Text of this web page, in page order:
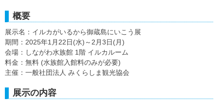
概要
展示名：イルカがいるから御蔵島にいこう展
期間：2025年1月22日(水)～2月3日(月)
会場：しながわ水族館 1階 イルカルーム
料金：無料 (水族館入館料のみが必要)
主催：一般社団法人 みくらしま観光協会
展示の内容